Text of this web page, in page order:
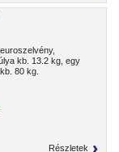
kb. 13.2 kg, egy
80 kg.
Részletek